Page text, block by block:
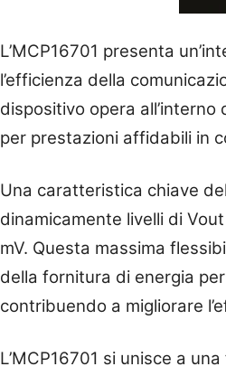
L’MCP16701 presenta
l’efficienza della
dispositivo opera
per prestazioni affidabili in
Una caratteristica chiave
dinamicamente livelli di
mV. Questa massima
della fornitura di energia
contribuendo a migliorare
L’MCP16701 si unisce a